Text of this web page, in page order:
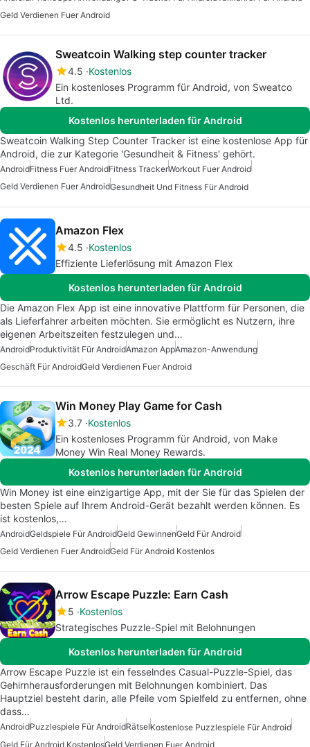
Geld Verdienen Fuer Android
Sweatcoin Walking step counter tracker
4.5 Kostenlos
Ein kostenloses Programm für Android, von Sweatco
Ltd.
Kostenlos herunterladen für Android
Sweatcoin Walking Step Counter Tracker ist eine kostenlose App für
Android, die zur Kategorie 'Gesundheit & Fitness' gehört.
AndroidFitness Fuer AndroidFitness TrackerWorkout Fuer Android
Geld Verdienen Fuer AndroidGesundheit Und Fitness Für Android
Amazon Flex
4.5 Kostenlos
Effiziente Lieferlösung mit Amazon Flex
Kostenlos herunterladen für Android
Die Amazon Flex App ist eine innovative Plattform für Personen, die
als Lieferfahrer arbeiten möchten. Sie ermöglicht es Nutzern, ihre
eigenen Arbeitszeiten festzulegen und…
AndroidProduktivität Für AndroidAmazon AppAmazon-Anwendung
Geschäft Für AndroidGeld Verdienen Fuer Android
Win Money Play Game for Cash
3.7 Kostenlos
Ein kostenloses Programm für Android, von Make
Money Win Real Money Rewards.
Kostenlos herunterladen für Android
Win Money ist eine einzigartige App, mit der Sie für das Spielen der
besten Spiele auf Ihrem Android-Gerät bezahlt werden können. Es
ist kostenlos,…
AndroidGeldspiele Für AndroidGeld GewinnenGeld Für Android
Geld Verdienen Fuer AndroidGeld Für Android Kostenlos
Arrow Escape Puzzle: Earn Cash
5 Kostenlos
Strategisches Puzzle-Spiel mit Belohnungen
Kostenlos herunterladen für Android
Arrow Escape Puzzle ist ein fesselndes Casual-Puzzle-Spiel, das
Gehirnherausforderungen mit Belohnungen kombiniert. Das
Hauptziel besteht darin, alle Pfeile vom Spielfeld zu entfernen, ohne
dass…
AndroidPuzzlespiele Für AndroidRätselKostenlose Puzzlespiele Für Android
Geld Für Android KostenlosGeld Verdienen Fuer Android